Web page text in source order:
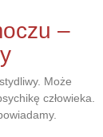
–
Może
człowieka.